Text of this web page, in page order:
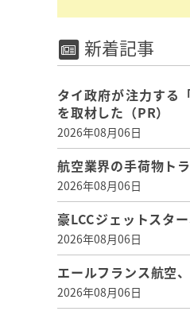
新着記事
タイ政府が注力する
を取材した（PR）
2026年08月06日
航空業界の手荷物ト
2026年08月06日
豪LCCジェットスタ
2026年08月06日
エールフランス航空
2026年08月06日